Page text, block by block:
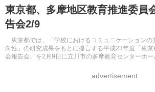
8月開催イベント・WS 全国公立高校 過去問 人気
自由研究教材（小学生向け）
東京都、多摩地区教育推進委員
告会2/9
東京都では、「学校におけるコミュニケーションの
向性」の研究成果をもとに提言する平成23年度「東
会報告会」を2月9日に立川市の多摩教育センターホー
advertisement